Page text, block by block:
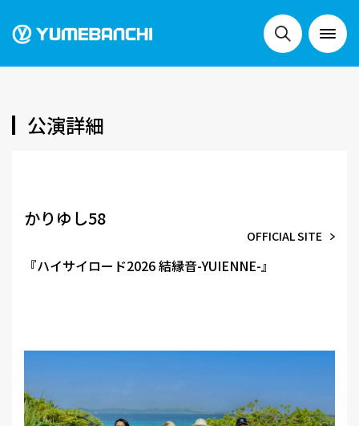
MEMBER
公演詳細
かりゆし58
OFFICIAL SITE
『ハイサイロード2026 結縁音-YUIENNE-』